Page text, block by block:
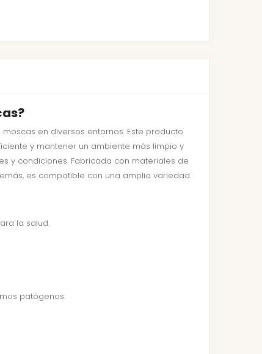
en diversos entornos. Este producto
y mantener un ambiente más limpio y
y condiciones. Fabricada con materiales de
es compatible con una amplia variedad
la salud.
patógenos.